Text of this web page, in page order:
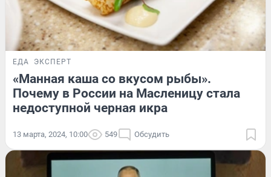
ЕДА ЭКСПЕРТ
«Манная каша со вкусом рыбы».
Почему в России на Масленицу стала
недоступной черная икра
13 марта, 2024, 10:00 549 Обсудить